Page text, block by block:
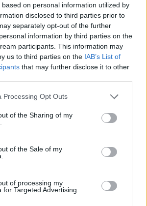
on personal information utilized by
disclosed to third parties prior to
separately opt-out of the further
information by third parties on the
participants. This information may
us to third parties on the IAB’s List of
that may further disclose it to other
website/app uses one or more Google
or usage behaviour. You may click to
to Google and its third-party tags to
specified purposes in below Google
Processing Opt Outs
of the Sharing of my
of the Sale of my
of processing my
for Targeted Advertising.
itt a blogon a sztroganov
így kell átírni a cirill betűs
úgy, hogy Stroganoff, és azért
mert ebben az esetben nem a
csak az ételre gondolok), ami
mártásos apróhús. Az…